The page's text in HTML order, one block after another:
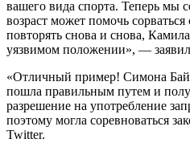
вашего вида спорта. Теперь мы
возраст может помочь
повторять снова и снова,
уязвимом положении», —
«Отличный пример! Симона
пошла правильным путем и
разрешение на употребление
поэтому могла соревноваться
Twitter.